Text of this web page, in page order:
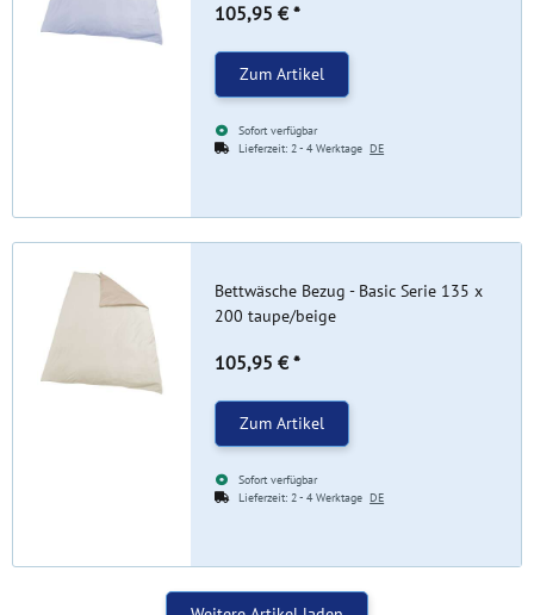
105,95 € *
Zum Artikel
Sofort verfügbar
Lieferzeit:2 - 4 WerktageDE
Bettwäsche Bezug - Basic Serie 135 x
200 taupe/beige
105,95 € *
Zum Artikel
Sofort verfügbar
Lieferzeit:2 - 4 WerktageDE